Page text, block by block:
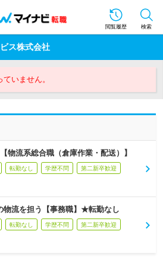
閲覧履歴 検索
ス株式会社
いません。
物流系総合職（倉庫作業・配送）】
転勤なし 学歴不問 第二新卒歓迎
物流を担う【事務職】★転勤なし
転勤なし 学歴不問 第二新卒歓迎